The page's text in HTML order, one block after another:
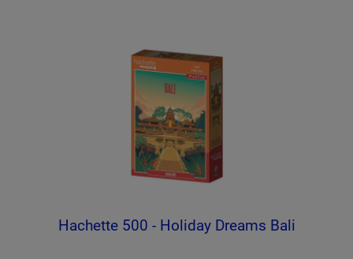
Hachette 500 - Holiday Dreams Bali